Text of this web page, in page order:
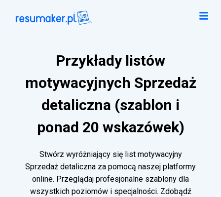
Przykłady listów
motywacyjnych Sprzedaż
detaliczna (szablon i
ponad 20 wskazówek)
Stwórz wyróżniający się list motywacyjny
Sprzedaż detaliczna za pomocą naszej platformy
online. Przeglądaj profesjonalne szablony dla
wszystkich poziomów i specjalności. Zdobądź